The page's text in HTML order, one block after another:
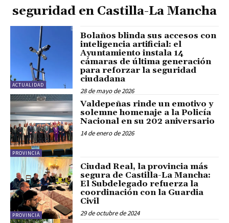
seguridad en Castilla-La Mancha
ACTUALIDAD
Bolaños blinda sus accesos con
inteligencia artificial: el
Ayuntamiento instala 14
cámaras de última generación
para reforzar la seguridad
ciudadana
28 de mayo de 2026
PROVINCIA
Valdepeñas rinde un emotivo y
solemne homenaje a la Policía
Nacional en su 202 aniversario
14 de enero de 2026
PROVINCIA
Ciudad Real, la provincia más
segura de Castilla-La Mancha:
El Subdelegado refuerza la
coordinación con la Guardia
Civil
29 de octubre de 2024